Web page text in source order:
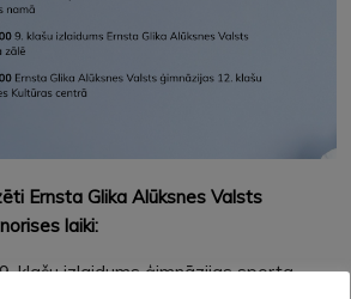
Ernsta Glika Alūksnes Valsts
laiki:
klašu izlaidums ģimnāzijas sporta